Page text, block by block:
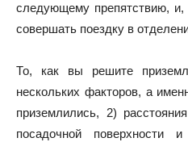
следующему препятствию,
совершать поездку в
То, как вы решите
нескольких факторов, а
приземлились, 2)
посадочной поверхности